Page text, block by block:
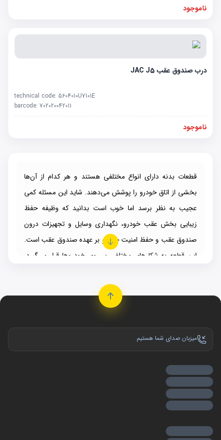
ناموجود
درب صندوق عقب JAC J5
technical code: 5604010U7101E
barcode: 702020042011
ناموجود
قطعات بدنه دارای انواع مختلفی هستند و هر کدام از آن‌ها
بخشی از اتاق خودرو را پوشش می‌دهند. شاید این مسئله کمی
عجیب به نظر برسد اما خوب است بدانید که وظیفه حفظ
زیبایی بخش عقب خودرو، نگهداری وسایل و تجهیزات درون
صندوق عقب و حفظ امنیت خودرو بر عهده صندوق عقب است.
این قطعه به شکل‌های مختلفی بر روی خودروها قرار می‌گیرد.
دچار آسیب می‌شود. در چنین شرایطی بایستی برای تعویض
گلگیر خودرو خود اقدام نمایید.
چرا درب صندوق عقب باید تعویض شود؟
صندوق عقب و درب‌های اطراف خودرو از حساسیت بسیار زیادی
برخوردار هستند و در تصادفات بیشترین آسیب را می‌بینند. از
این رو، باید پس از اصابت ضربه، این نوع قطعات را تعویض
نمایید.
درب صندوق عقب را به صورت خام یا رنگی
میزبان صدای شما هستیم